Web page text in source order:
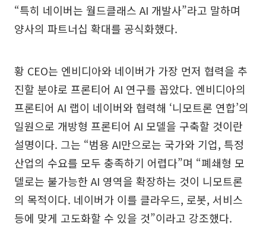
“특히 네이버는 월드클래스 AI 개발사”라고 말하며
양사의 파트너십 확대를 공식화했다.
황 CEO는 엔비디아와 네이버가 가장 먼저 협력을 추
진할 분야로 프론티어 AI 연구를 꼽았다. 엔비디아의
프론티어 AI 랩이 네이버와 협력해 ‘니모트론 연합’의
일원으로 개방형 프론티어 AI 모델을 구축할 것이란
설명이다. 그는 “범용 AI만으로는 국가와 기업, 특정
산업의 수요를 모두 충족하기 어렵다”며 “폐쇄형 모
델로는 불가능한 AI 영역을 확장하는 것이 니모트론
의 목적이다. 네이버가 이를 클라우드, 로봇, 서비스
등에 맞게 고도화할 수 있을 것”이라고 강조했다.